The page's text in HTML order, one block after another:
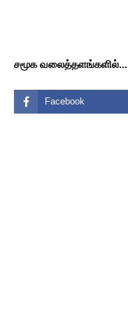
சமூக வலைத்தளங்களில்...